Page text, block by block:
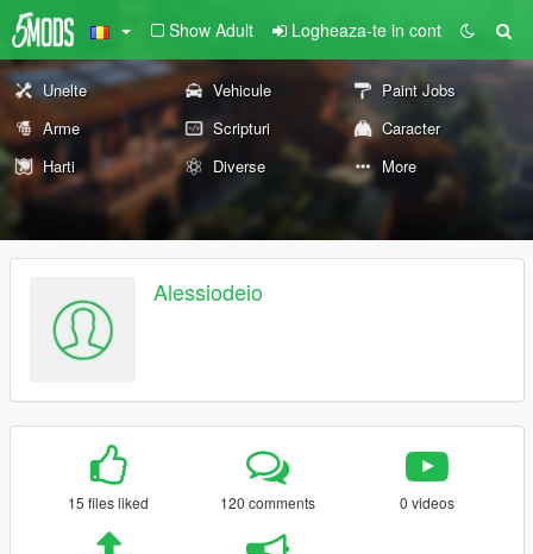
Show Adult Logheaza-te in cont
Unelte Vehicule
Paint Jobs
Arme
Scripturi
Caracter
Harti
Diverse More
Alessiodeio
15 files liked 120 comments 0 videos